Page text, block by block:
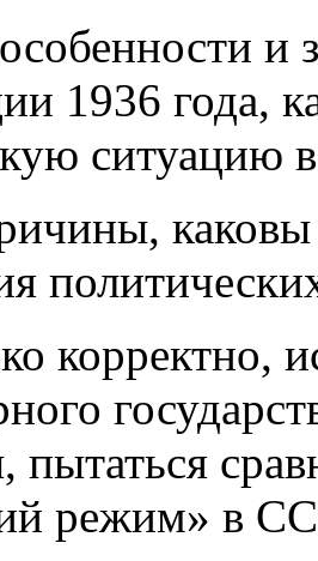
и
1936 года,
ситуацию
корректно,
пытаться
режим» в